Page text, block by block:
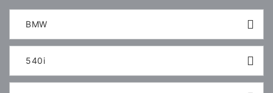
BMW
540i